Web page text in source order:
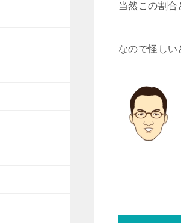
当然この割合
なので怪しい